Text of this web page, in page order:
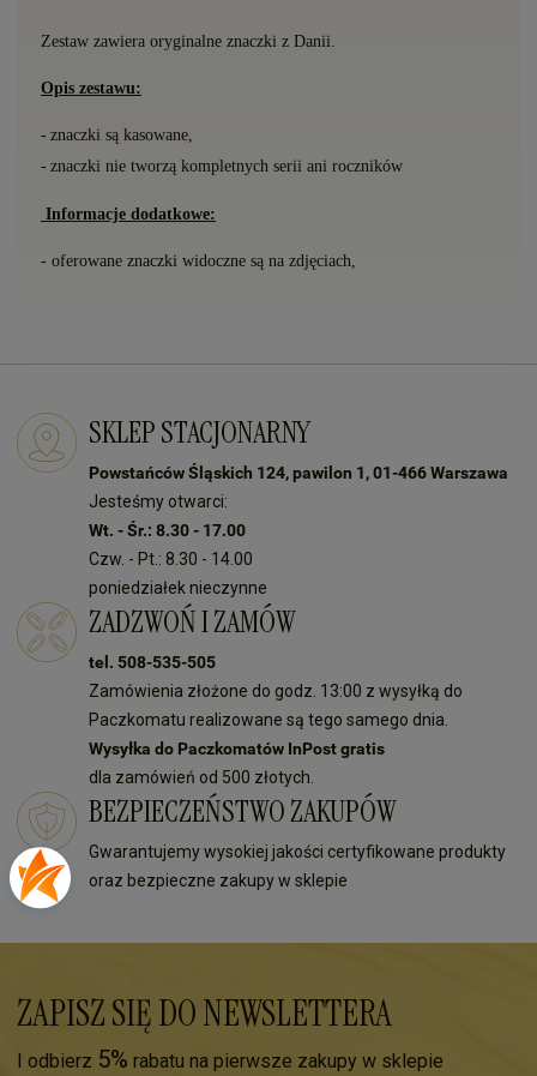
Zestaw zawiera oryginalne znaczki z Danii.
Opis zestawu:
- znaczki są kasowane,
- znaczki nie tworzą kompletnych serii ani roczników
Informacje dodatkowe:
- oferowane znaczki widoczne są na zdjęciach,
SKLEP STACJONARNY
Powstańców Śląskich 124, pawilon 1, 01-466 Warszawa
Jesteśmy otwarci:
Wt. - Śr.: 8.30 - 17.00
Czw. - Pt.: 8.30 - 14.00
poniedziałek nieczynne
ZADZWOŃ I ZAMÓW
tel. 508-535-505
Zamówienia złożone do godz. 13:00 z wysyłką do
Paczkomatu realizowane są tego samego dnia.
Wysyłka do Paczkomatów InPost gratis
dla zamówień od 500 złotych.
BEZPIECZEŃSTWO ZAKUPÓW
Gwarantujemy wysokiej jakości certyfikowane produkty
oraz bezpieczne zakupy w sklepie
ZAPISZ SIĘ DO NEWSLETTERA
I odbierz 5% rabatu na pierwsze zakupy w sklepie